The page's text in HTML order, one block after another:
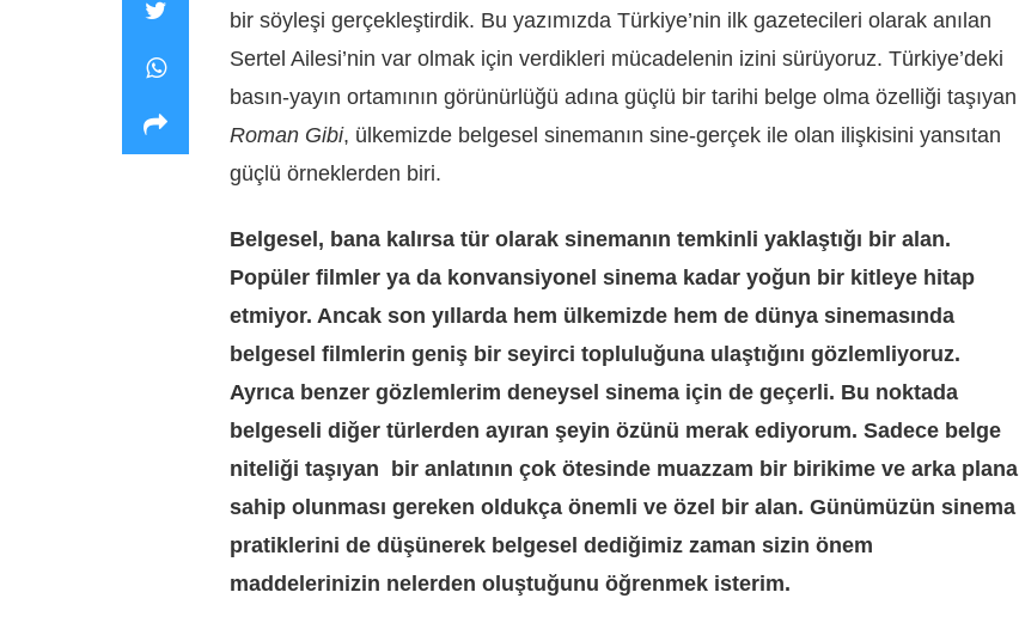
bir söyleşi gerçekleştirdik. Bu yazımızda Türkiye’nin ilk gazetecileri olarak anılan
Sertel Ailesi’nin var olmak için verdikleri mücadelenin izini sürüyoruz. Türkiye’deki
basın-yayın ortamının görünürlüğü adına güçlü bir tarihi belge olma özelliği taşıyan
Roman Gibi, ülkemizde belgesel sinemanın sine-gerçek ile olan ilişkisini yansıtan
güçlü örneklerden biri.
Belgesel, bana kalırsa tür olarak sinemanın temkinli yaklaştığı bir alan.
Popüler filmler ya da konvansiyonel sinema kadar yoğun bir kitleye hitap
etmiyor. Ancak son yıllarda hem ülkemizde hem de dünya sinemasında
belgesel filmlerin geniş bir seyirci topluluğuna ulaştığını gözlemliyoruz.
Ayrıca benzer gözlemlerim deneysel sinema için de geçerli. Bu noktada
belgeseli diğer türlerden ayıran şeyin özünü merak ediyorum. Sadece belge
niteliği taşıyan bir anlatının çok ötesinde muazzam bir birikime ve arka plana
sahip olunması gereken oldukça önemli ve özel bir alan. Günümüzün sinema
pratiklerini de düşünerek belgesel dediğimiz zaman sizin önem
maddelerinizin nelerden oluştuğunu öğrenmek isterim.